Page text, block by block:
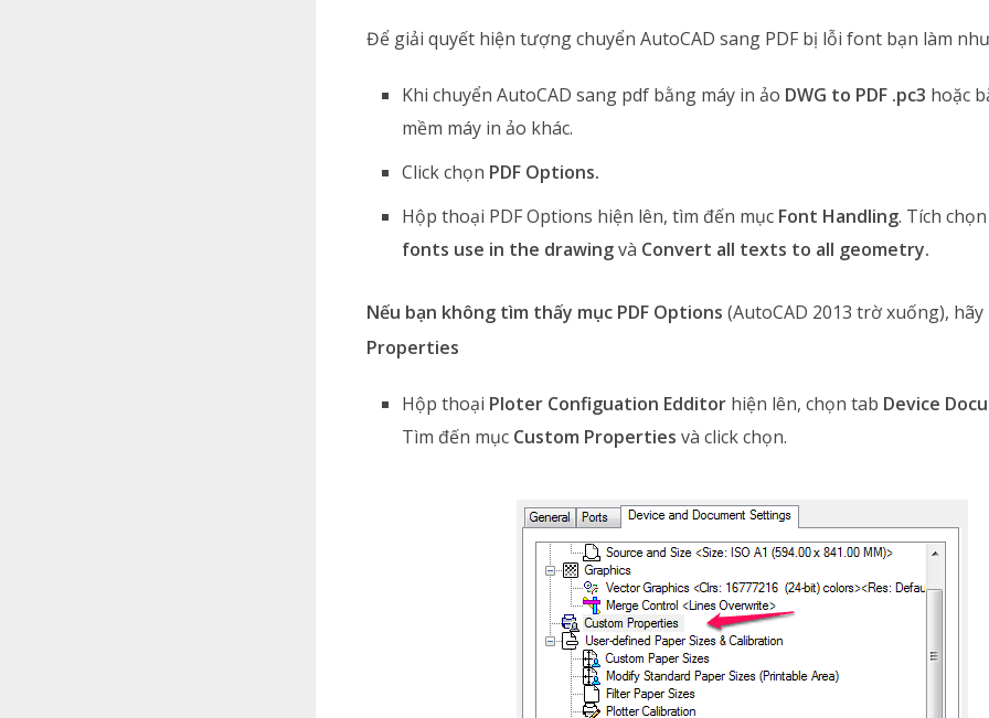
Để giải quyết hiện tượng chuyển AutoCAD sang PDF bị lỗi font bạn làm
Khi chuyển AutoCAD sang pdf bằng máy in ảo DWG to PDF .pc3 hoặc
mềm máy in ảo khác.
Click chọn PDF Options.
Hộp thoại PDF Options hiện lên, tìm đến mục Font Handling. Tích
fonts use in the drawingvà Convert all texts to all geometry.
Nếu bạn không tìm thấy mục PDF Options (AutoCAD 2013 trờ xuống),
Properties
Hộp thoại Ploter Configuation Edditor hiện lên, chọn tab Device
Tìm đến mục Custom Propertiesvà click chọn.